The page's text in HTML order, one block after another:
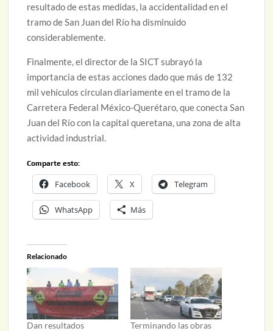
resultado de estas medidas, la accidentalidad en el
tramo de San Juan del Río ha disminuido
considerablemente.
Finalmente, el director de la SICT subrayó la
importancia de estas acciones dado que más de 132
mil vehículos circulan diariamente en el tramo de la
Carretera Federal México-Querétaro, que conecta San
Juan del Río con la capital queretana, una zona de alta
actividad industrial.
Comparte esto:
Facebook X Telegram
WhatsApp Más
Relacionado
Dan resultados Terminando las obras